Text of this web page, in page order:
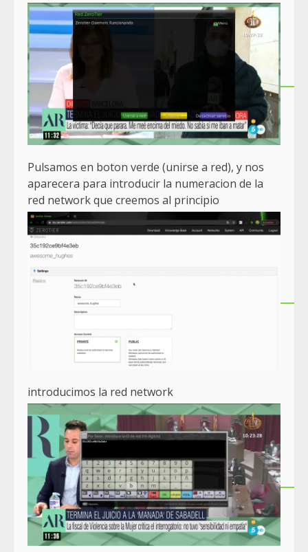
Pulsamos en boton verde (unirse a red), y nos
aparecera para introducir la numeracion de la
red network que creemos al principio
introducimos la red network